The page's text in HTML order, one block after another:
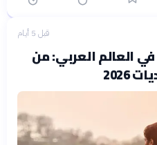
قبل 5 أيام
العالم العربي: من